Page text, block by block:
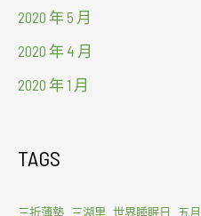
2020 年 5 月
2020 年 4 月
2020 年 1 月
TAGS
三折薄墊 三湖里 世界睡眠日 五